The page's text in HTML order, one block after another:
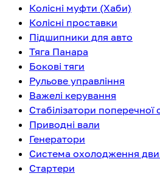
Колісні муфти (Хаби)
Колісні проставки
Підшипники для авто
Тяга Панара
Бокові тяги
Рульове управління
Важелі керування
Стабілізатори поперечної
Приводні вали
Генератори
Система охолодження
Стартери